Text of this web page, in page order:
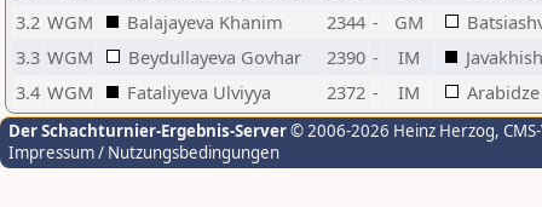
3.2 WGM Balajayeva Khanim 2344 - GM
3.3 WGM Beydullayeva Govhar 2390 - IM
3.4 WGM Fataliyeva Ulviyya 2372 - IM
Der Schachturnier-Ergebnis-Server© 2006-2026 Heinz Herzog,
Impressum / Nutzungsbedingungen